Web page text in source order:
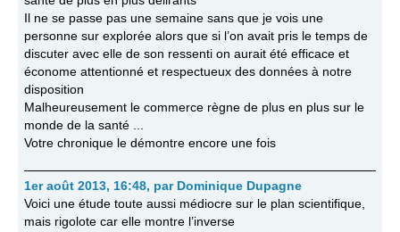
Il ne se passe pas une semaine sans que je vois une
personne sur explorée alors que si l’on avait pris le temps de
discuter avec elle de son ressenti on aurait été efficace et
économe attentionné et respectueux des données à notre
disposition
Malheureusement le commerce règne de plus en plus sur le
monde de la santé ...
Votre chronique le démontre encore une fois
1er août 2013, 16:48, par Dominique Dupagne
Voici une étude toute aussi médiocre sur le plan scientifique,
mais rigolote car elle montre l’inverse